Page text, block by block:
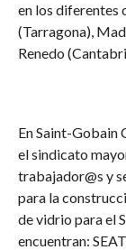
en los diferentes
(Tarragona),
Renedo
En Saint-Gobain
el sindicato
trabajador@s y
para la
de vidrio para el
encuentran: